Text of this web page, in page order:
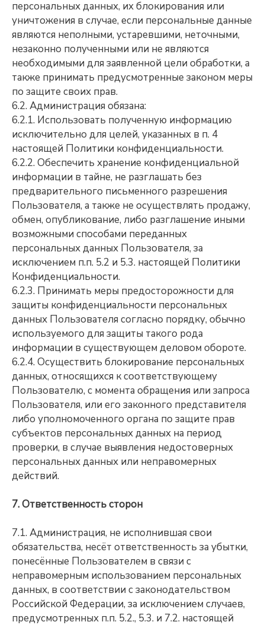
персональных данных, их блокирования или
уничтожения в случае, если персональные данные
являются неполными, устаревшими, неточными,
незаконно полученными или не являются
необходимыми для заявленной цели обработки, а
также принимать предусмотренные законом меры
по защите своих прав.
6.2. Администрация обязана:
6.2.1. Использовать полученную информацию
исключительно для целей, указанных в п. 4
настоящей Политики конфиденциальности.
6.2.2. Обеспечить хранение конфиденциальной
информации в тайне, не разглашать без
предварительного письменного разрешения
Пользователя, а также не осуществлять продажу,
обмен, опубликование, либо разглашение иными
возможными способами переданных
персональных данных Пользователя, за
исключением п.п. 5.2 и 5.3. настоящей Политики
Конфиденциальности.
6.2.3. Принимать меры предосторожности для
защиты конфиденциальности персональных
данных Пользователя согласно порядку, обычно
используемого для защиты такого рода
информации в существующем деловом обороте.
6.2.4. Осуществить блокирование персональных
данных, относящихся к соответствующему
Пользователю, с момента обращения или запроса
Пользователя, или его законного представителя
либо уполномоченного органа по защите прав
субъектов персональных данных на период
проверки, в случае выявления недостоверных
персональных данных или неправомерных
действий.
7. Ответственность сторон
7.1. Администрация, не исполнившая свои
обязательства, несёт ответственность за убытки,
понесённые Пользователем в связи с
неправомерным использованием персональных
данных, в соответствии с законодательством
Российской Федерации, за исключением случаев,
предусмотренных п.п. 5.2., 5.3. и 7.2. настоящей